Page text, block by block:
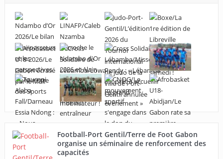
Football-Port Gentil/Terre de Foot Gabon
organise un séminaire de renforcement des
capacités